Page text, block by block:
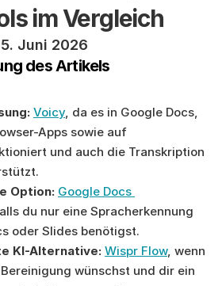
im Vergleich
5. Juni 2026
des Artikels
Voicy, da es in Google Docs,
Apps sowie auf
und auch die Transkription
Option: Google Docs
du nur eine Spracherkennung
oder Slides benötigst.
KI-Alternative: Wispr Flow, wenn
wünschst und dir ein